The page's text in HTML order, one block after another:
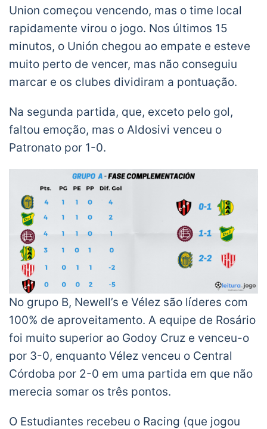
Union começou vencendo, mas o time local
rapidamente virou o jogo. Nos últimos 15
minutos, o Unión chegou ao empate e esteve
muito perto de vencer, mas não conseguiu
marcar e os clubes dividiram a pontuação.
Na segunda partida, que, exceto pelo gol,
faltou emoção, mas o Aldosivi venceu o
Patronato por 1-0.
No grupo B, Newell’s e Vélez são líderes com
100% de aproveitamento. A equipe de Rosário
foi muito superior ao Godoy Cruz e venceu-o
por 3-0, enquanto Vélez venceu o Central
Córdoba por 2-0 em uma partida em que não
merecia somar os três pontos.
O Estudiantes recebeu o Racing (que jogou